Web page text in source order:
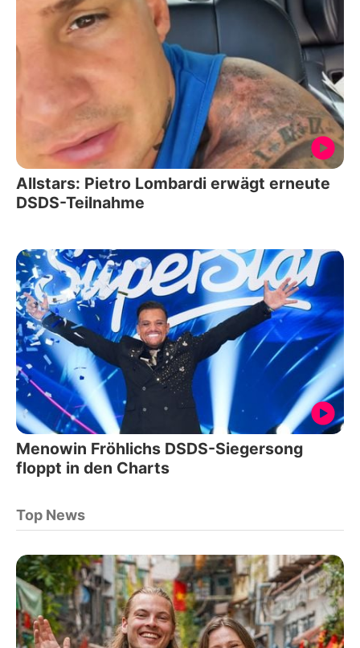
Allstars: Pietro Lombardi erwägt erneute
DSDS-Teilnahme
Menowin Fröhlichs DSDS-Siegersong
floppt in den Charts
Top News